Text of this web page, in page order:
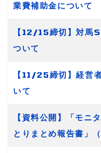
業費補助金について
【12/15締切】対馬
ついて
【11/25締切】経営
いて
【資料公開】「モニ
とりまとめ報告書」